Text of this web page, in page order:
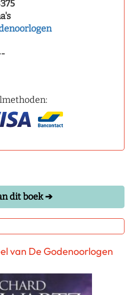
dit boek ➔
van De Godenoorlogen